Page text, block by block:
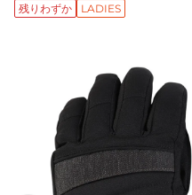
残りわずか LADIES